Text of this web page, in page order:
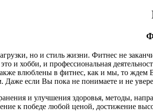
но и стиль жизни. Фитнес не
и хобби, и профессиональная
влюблены в фитнес, как и мы, то ждем
Даже если Вы пока не понимаете и не
и улучшения здоровья, методы,
к победе любой ценой, достижение